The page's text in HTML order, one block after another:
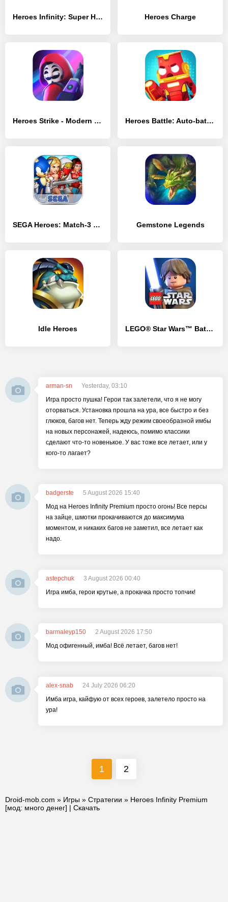
Heroes Infinity: Super Heroes Heroes Charge
Heroes Strike - Modern Moba & Battle Royale Heroes Battle: Auto-battler RPG
SEGA Heroes: Match-3 RPG Quest Gemstone Legends
Idle Heroes LEGO® Star Wars™ Battles: PVP
arman-sn
Yesterday, 03:10
Игра просто пушка! Герои так залетели, что я не могу
оторваться. Установка прошла на ура, все быстро и без
глюков, багов нет. Теперь жду режим своеобразной имбы
на новых персонажей, надеюсь, помимо классики
сделают что-то новенькое. У вас тоже все летает, или у
кого-то лагает?
badgerste
5 August 2026 15:40
Мод на Heroes Infinity Premium просто огонь! Все персы
на зайце, шмотки прокачиваются до максимума
моментом, и никаких багов не заметил, все летает как
надо.
astepchuk
3 August 2026 00:40
Игра имба, герои крутые, а прокачка просто топчик!
barmaleyp150
2 August 2026 17:50
Мод офигенный, имба! Всё летает, багов нет!
alex-snab
24 July 2026 06:20
Имба игра, кайфую от всех героев, залетело просто на
ура!
1 2
Droid-mob.com » Игры » Стратегии » Heroes Infinity Premium
[мод: много денег] | Скачать